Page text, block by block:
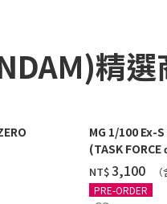
精選
12月發送]
MG 1/100 Ex-
(TASK
送]
NT$‌3,100
PRE-ORDER